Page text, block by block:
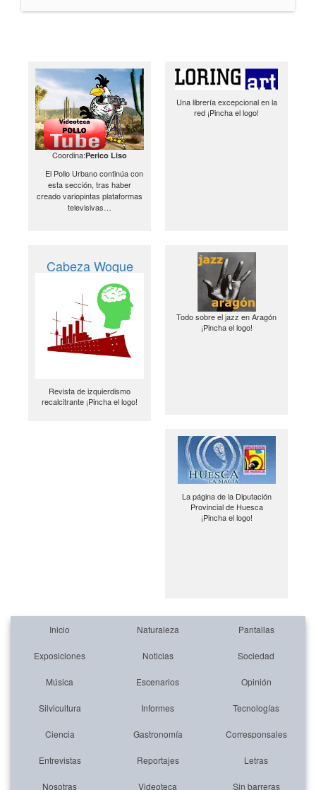
Coordina:Perico Liso
El Pollo Urbano continúa con
esta sección, tras haber
creado variopintas plataformas
televisivas…
Una librería excepcional en la
red ¡Pincha el logo!
Cabeza Woque
Revista de izquierdismo
recalcitrante ¡Pincha el logo!
Todo sobre el jazz en Aragón
¡Pincha el logo!
La página de la Diputación
Provincial de Huesca
¡Pincha el logo!
Inicio Naturaleza Pantallas
Exposiciones Noticias Sociedad
Música Escenarios Opinión
Silvicultura Informes Tecnologías
Ciencia Gastronomía Corresponsales
Entrevistas Reportajes Letras
Nosotras Videoteca Sin barreras